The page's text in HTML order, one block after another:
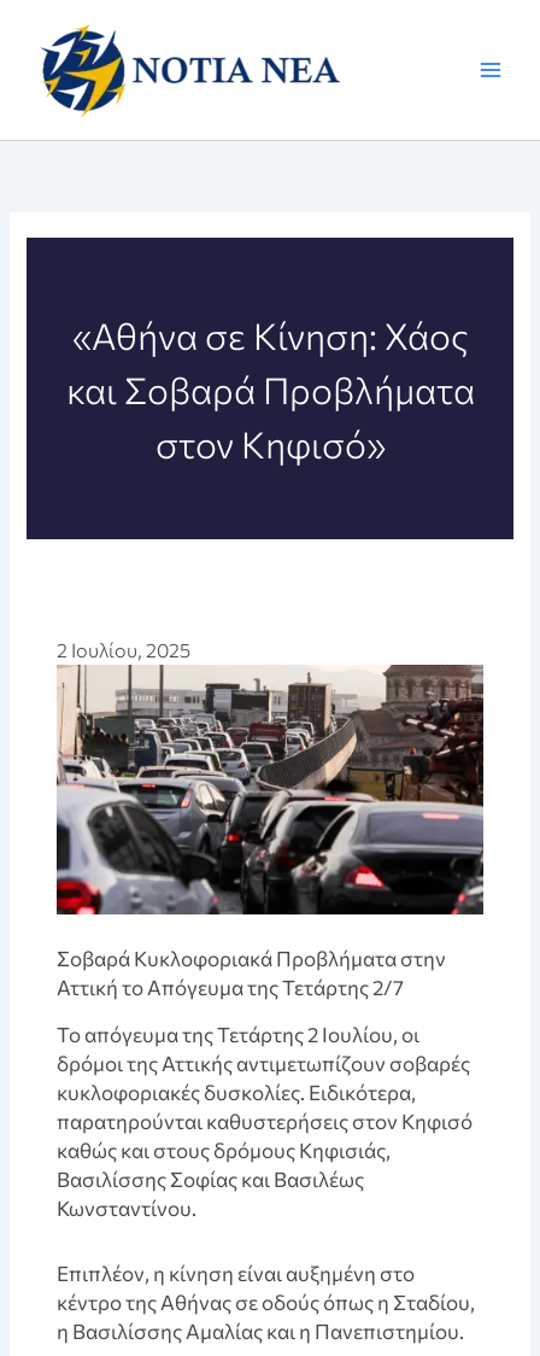
περιεχόμενο
«Αθήνα σε Κίνηση: Χάος
και Σοβαρά Προβλήματα
στον Κηφισό»
2 Ιουλίου, 2025
Σοβαρά Κυκλοφοριακά Προβλήματα στην
Αττική το Απόγευμα της Τετάρτης 2/7
Το απόγευμα της Τετάρτης 2 Ιουλίου, οι
δρόμοι της Αττικής αντιμετωπίζουν σοβαρές
κυκλοφοριακές δυσκολίες. Ειδικότερα,
παρατηρούνται καθυστερήσεις στον Κηφισό
καθώς και στους δρόμους Κηφισιάς,
Βασιλίσσης Σοφίας και Βασιλέως
Κωνσταντίνου.
Επιπλέον, η κίνηση είναι αυξημένη στο
κέντρο της Αθήνας σε οδούς όπως η Σταδίου,
η Βασιλίσσης Αμαλίας και η Πανεπιστημίου.